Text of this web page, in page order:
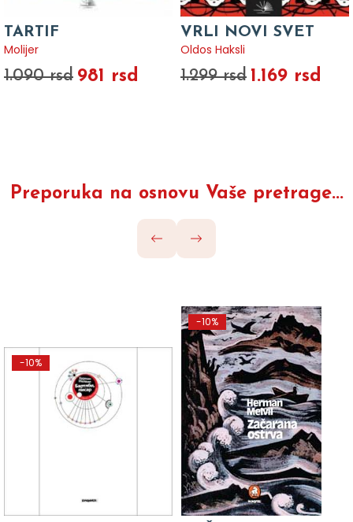
TARTIF
Molijer
1.090 rsd 981 rsd
VRLI NOVI SVET
Oldos Haksli
1.299 rsd 1.169 rsd
Preporuka na osnovu Vaše pretrage...
-10%
-10%